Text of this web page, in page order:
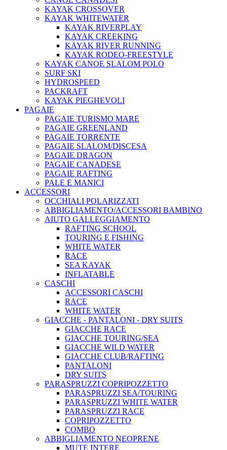
KAYAK CROSSOVER
KAYAK WHITEWATER
KAYAK RIVERPLAY
KAYAK CREEKING
KAYAK RIVER RUNNING
KAYAK RODEO-FREESTYLE
KAYAK CANOE SLALOM POLO
SURF SKI
HYDROSPEED
PACKRAFT
KAYAK PIEGHEVOLI
PAGAIE
PAGAIE TURISMO MARE
PAGAIE GREENLAND
PAGAIE TORRENTE
PAGAIE SLALOM/DISCESA
PAGAIE DRAGON
PAGAIE CANADESE
PAGAIE RAFTING
PALE E MANICI
ACCESSORI
OCCHIALI POLARIZZATI
ABBIGLIAMENTO/ACCESSORI BAMBINO
AIUTO GALLEGGIAMENTO
RAFTING SCHOOL
TOURING E FISHING
WHITE WATER
RACE
SEA KAYAK
INFLATABLE
CASCHI
ACCESSORI CASCHI
RACE
WHITE WATER
GIACCHE - PANTALONI - DRY SUITS
GIACCHE RACE
GIACCHE TOURING/SEA
GIACCHE WILD WATER
GIACCHE CLUB/RAFTING
PANTALONI
DRY SUITS
PARASPRUZZI COPRIPOZZETTO
PARASPRUZZI SEA/TOURING
PARASPRUZZI WHITE WATER
PARASPRUZZI RACE
COPRIPOZZETTO
COMBO
ABBIGLIAMENTO NEOPRENE
MUTE INTERE